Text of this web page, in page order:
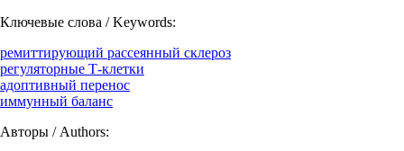
Ключевые слова / Keywords:
ремиттирующий рассеянный склероз
регуляторные Т-клетки
адоптивный перенос
иммунный баланс
Авторы / Authors: